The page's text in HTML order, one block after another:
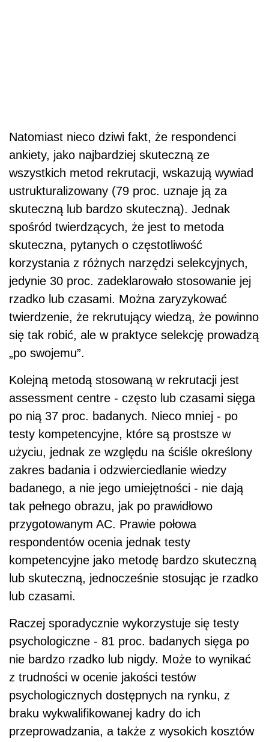
Natomiast nieco dziwi fakt, że respondenci
ankiety, jako najbardziej skuteczną ze
wszystkich metod rekrutacji, wskazują wywiad
ustrukturalizowany (79 proc. uznaje ją za
skuteczną lub bardzo skuteczną). Jednak
spośród twierdzących, że jest to metoda
skuteczna, pytanych o częstotliwość
korzystania z różnych narzędzi selekcyjnych,
jedynie 30 proc. zadeklarowało stosowanie jej
rzadko lub czasami. Można zaryzykować
twierdzenie, że rekrutujący wiedzą, że powinno
się tak robić, ale w praktyce selekcję prowadzą
„po swojemu”.
Kolejną metodą stosowaną w rekrutacji jest
assessment centre - często lub czasami sięga
po nią 37 proc. badanych. Nieco mniej - po
testy kompetencyjne, które są prostsze w
użyciu, jednak ze względu na ściśle określony
zakres badania i odzwierciedlanie wiedzy
badanego, a nie jego umiejętności - nie dają
tak pełnego obrazu, jak po prawidłowo
przygotowanym AC. Prawie połowa
respondentów ocenia jednak testy
kompetencyjne jako metodę bardzo skuteczną
lub skuteczną, jednocześnie stosując je rzadko
lub czasami.
Raczej sporadycznie wykorzystuje się testy
psychologiczne - 81 proc. badanych sięga po
nie bardzo rzadko lub nigdy. Może to wynikać
z trudności w ocenie jakości testów
psychologicznych dostępnych na rynku, z
braku wykwalifikowanej kadry do ich
przeprowadzania, a także z wysokich kosztów